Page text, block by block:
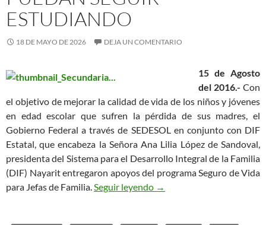
ESTUDIANDO
18 DE MAYO DE 2026 DEJA UN COMENTARIO
15 de Agosto
del 2016.- Con
el objetivo de mejorar la calidad de vida de los niños y jóvenes
en edad escolar que sufren la pérdida de sus madres, el
Gobierno Federal a través de SEDESOL en conjunto con DIF
Estatal, que encabeza la Señora Ana Lilia López de Sandoval,
presidenta del Sistema para el Desarrollo Integral de la Familia
(DIF) Nayarit entregaron apoyos del programa Seguro de Vida
para Jefas de Familia.Seguir leyendo GOBIERNO DE NAYARIT
→